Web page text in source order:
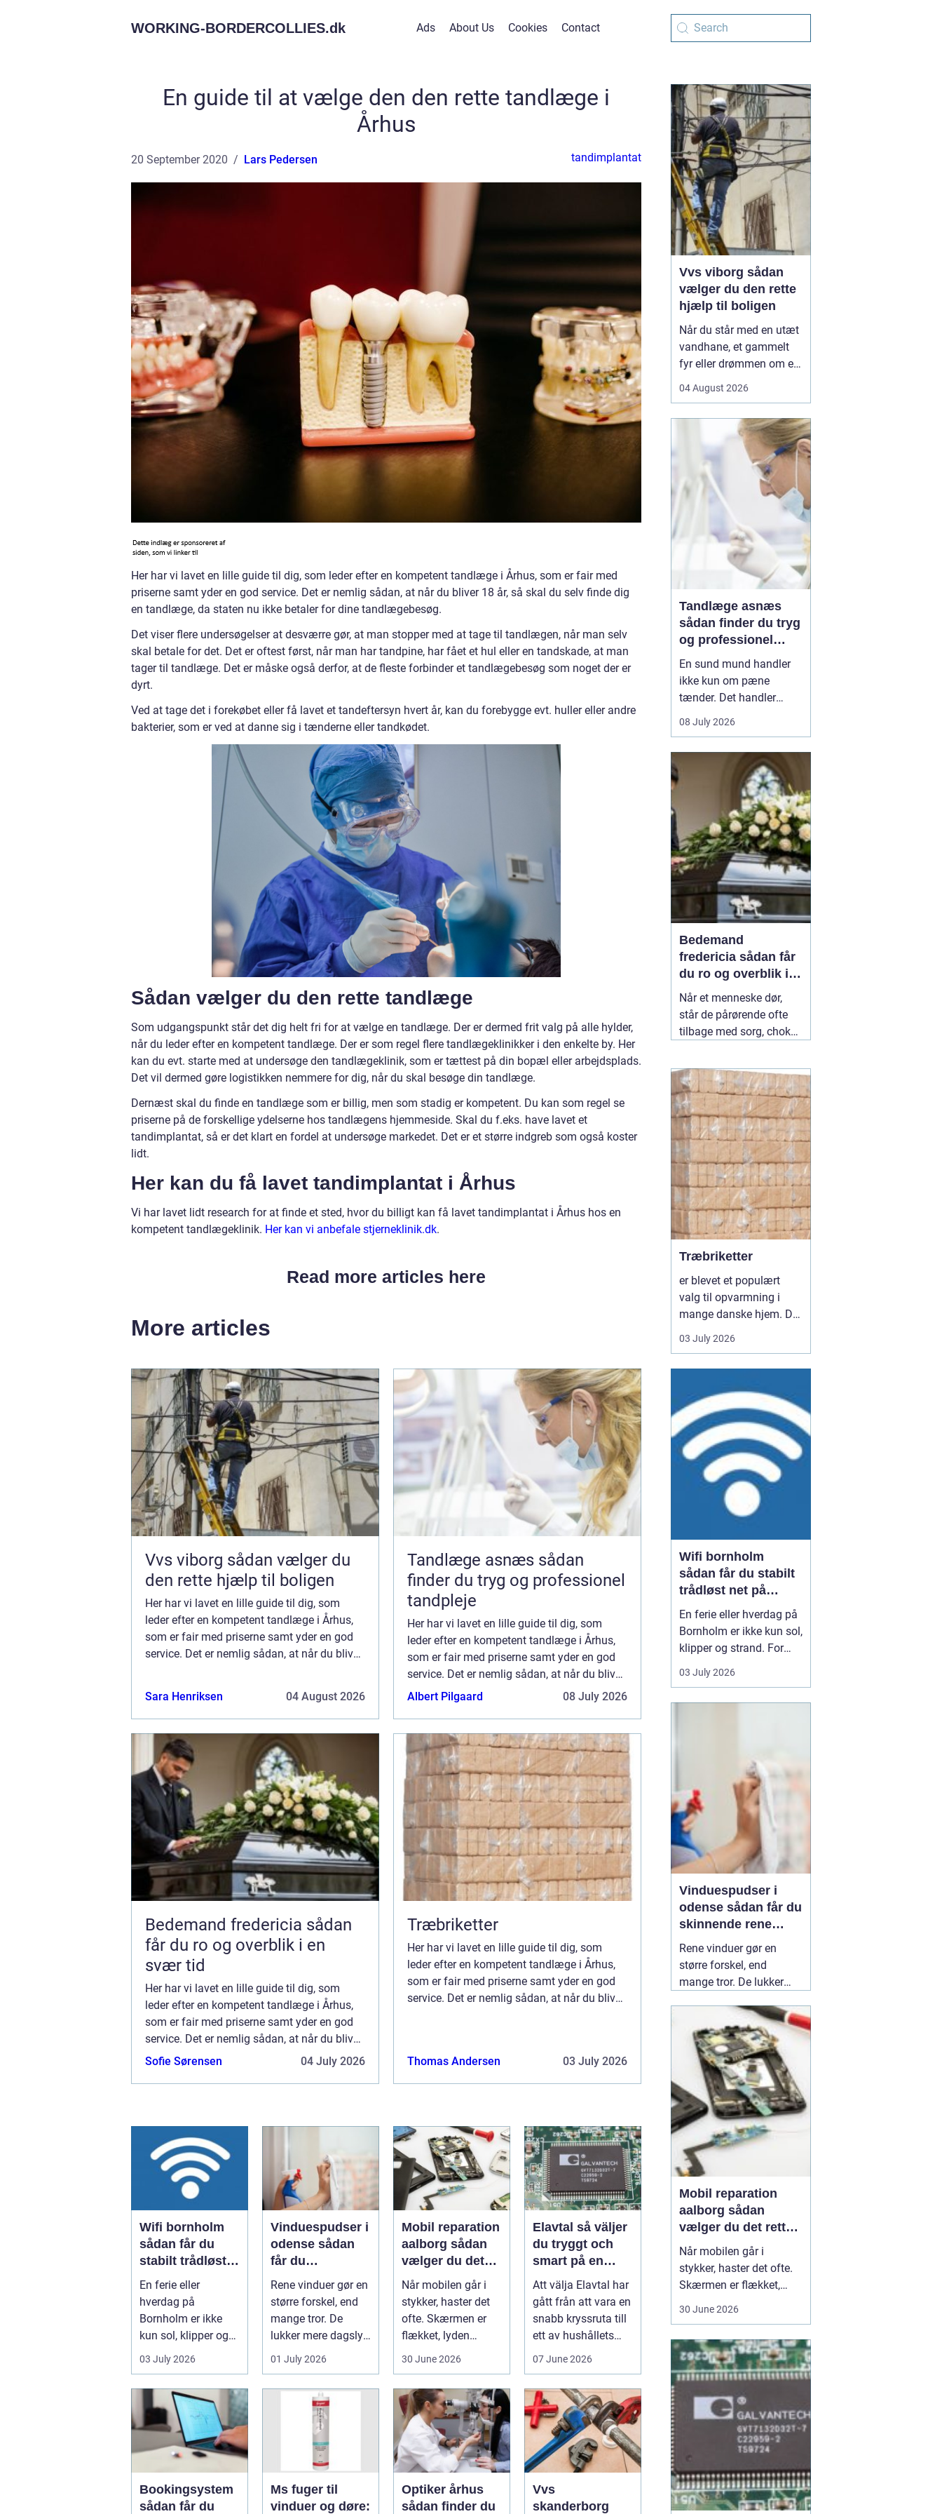
WORKING-BORDERCOLLIES.dk Ads About Us Cookies Contact
En guide til at vælge den den rette tandlæge i
Århus
20 September 2020 Lars Pedersen tandimplantat
Her har vi lavet en lille guide til dig, som leder efter en kompetent tandlæge i Århus, som er fair med
priserne samt yder en god service. Det er nemlig sådan, at når du bliver 18 år, så skal du selv finde dig
en tandlæge, da staten nu ikke betaler for dine tandlægebesøg.
Det viser flere undersøgelser at desværre gør, at man stopper med at tage til tandlægen, når man selv
skal betale for det. Det er oftest først, når man har tandpine, har fået et hul eller en tandskade, at man
tager til tandlæge. Det er måske også derfor, at de fleste forbinder et tandlægebesøg som noget der er
dyrt.
Ved at tage det i forekøbet eller få lavet et tandeftersyn hvert år, kan du forebygge evt. huller eller andre
bakterier, som er ved at danne sig i tænderne eller tandkødet.
Sådan vælger du den rette tandlæge
Som udgangspunkt står det dig helt fri for at vælge en tandlæge. Der er dermed frit valg på alle hylder,
når du leder efter en kompetent tandlæge. Der er som regel flere tandlægeklinikker i den enkelte by. Her
kan du evt. starte med at undersøge den tandlægeklinik, som er tættest på din bopæl eller arbejdsplads.
Det vil dermed gøre logistikken nemmere for dig, når du skal besøge din tandlæge.
Dernæst skal du finde en tandlæge som er billig, men som stadig er kompetent. Du kan som regel se
priserne på de forskellige ydelserne hos tandlægens hjemmeside. Skal du f.eks. have lavet et
tandimplantat, så er det klart en fordel at undersøge markedet. Det er et større indgreb som også koster
lidt.
Her kan du få lavet tandimplantat i Århus
Vi har lavet lidt research for at finde et sted, hvor du billigt kan få lavet tandimplantat i Århus hos en
kompetent tandlægeklinik. Her kan vi anbefale stjerneklinik.dk.
Read more articles here
More articles
Vvs viborg sådan vælger du
den rette hjælp til boligen
Her har vi lavet en lille guide til dig, som
leder efter en kompetent tandlæge i Århus,
som er fair med priserne samt yder en god
service. Det er nemlig sådan, at når du bliver
Sara Henriksen 04 August 2026
Tandlæge asnæs sådan
finder du tryg og professionel
tandpleje
Her har vi lavet en lille guide til dig, som
leder efter en kompetent tandlæge i Århus,
som er fair med priserne samt yder en god
service. Det er nemlig sådan, at når du bliver
18 år, så skal du selv finde dig en tandlæge,
Albert Pilgaard 08 July 2026
Bedemand fredericia sådan
får du ro og overblik i en
svær tid
Her har vi lavet en lille guide til dig, som
leder efter en kompetent tandlæge i Århus,
som er fair med priserne samt yder en god
service. Det er nemlig sådan, at når du bliver
18 år, så skal du selv finde dig en tandlæge,
Sofie Sørensen 04 July 2026
Træbriketter
Her har vi lavet en lille guide til dig, som
leder efter en kompetent tandlæge i Århus,
som er fair med priserne samt yder en god
service. Det er nemlig sådan, at når du bliver
Thomas Andersen 03 July 2026
Wifi bornholm
sådan får du
stabilt trådløst
net på klippeøen
En ferie eller
hverdag på
Bornholm er ikke
kun sol, klipper og
strand. For mange
er en stabil intern...
03 July 2026
Vinduespudser i
odense sådan
får du
skinnende rene
ruder året rundt
Rene vinduer gør en
større forskel, end
mange tror. De
lukker mere dagslys
ind, får hjem og
erhvervs...
01 July 2026
Mobil reparation
aalborg sådan
vælger du det
rette værksted
Når mobilen går i
stykker, haster det
ofte. Skærmen er
flækket, lyden
30 June 2026
Elavtal så väljer
du tryggt och
smart på en
rörlig elmarknad
Att välja Elavtal har
gått från att vara en
snabb kryssruta till
ett av hushållets
07 June 2026
Bookingsystem
sådan får du
Ms fuger til
vinduer og døre:
Optiker århus
sådan finder du
Vvs
skanderborg
Vvs viborg sådan
vælger du den rette
hjælp til boligen
Når du står med en utæt
vandhane, et gammelt
fyr eller drømmen om et
dygtig VVSer være
løsning og en dyr
langtidsskade. I Viborg
og omegn findes der
mange fagfolk, men
hvordan sikrer du dig, at
04 August 2026
Tandlæge asnæs
sådan finder du tryg
og professionel
tandpleje
En sund mund handler
ikke kun om pæne
tænder. Det handler
også om at kunne spise
uden smerter, tale frit og
bekymret. For mange i
og omkring Asnæs kan
det dog være en
udfordring at finde den
rette tandlæge, især hvis
man har haft d...
08 July 2026
Bedemand
fredericia sådan får
du ro og overblik i
en svær tid
Når et menneske dør,
står de pårørende ofte
tilbage med sorg, chok
Hvad skal gøres først?
Hvem kontakter man?
Hvordan skaber man en
afsked, som føles rigtig?
Her spiller en lokal 04
July 2026
Træbriketter
er blevet et populært
valg til opvarmning i
mange danske hjem. De
er nemme at håndtere,
giver en høj varme og
almindeligt brænde.
Samtidig kan de udnytte
resttræ fra træindustrien,
som ellers ville gå til
spil...
03 July 2026
Wifi bornholm
sådan får du stabilt
trådløst net på
klippeøen
En ferie eller hverdag på
Bornholm er ikke kun sol,
klipper og strand. For
mange er en stabil
internetforbindelse
sommerhuset eller driver
en mindre virksomhed...
03 July 2026
Vinduespudser i
odense sådan får du
skinnende rene
ruder året rundt
Rene vinduer gør en
større forskel, end
mange tror. De lukker
erhvervsbygninger til at
fremstå velholdte og
giver et bedre indeklima.
Flere boligejere og
virksomheder vælger
derfor at bruge en
professionel01 July
2026
Mobil reparation
aalborg sådan
vælger du det rette
værksted
Når mobilen går i
stykker, haster det ofte.
Skærmen er flækket,
Aalborg er der flere
værksteder at vælge
imellem, og det kan være
svært at gennemskue,
hvem der faktisk leverer
30 June 2026